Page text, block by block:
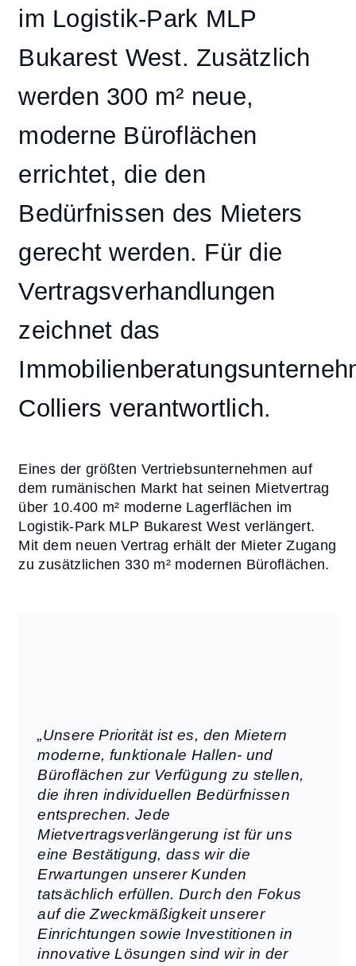
im Logistik-Park MLP
Bukarest West. Zusätzlich
werden 300 m² neue,
moderne Büroflächen
errichtet, die den
Bedürfnissen des Mieters
gerecht werden. Für die
Vertragsverhandlungen
zeichnet das
Colliers verantwortlich.
Eines der größten Vertriebsunternehmen auf
dem rumänischen Markt hat seinen Mietvertrag
über 10.400 m² moderne Lagerflächen im
Logistik-Park MLP Bukarest West verlängert.
Mit dem neuen Vertrag erhält der Mieter Zugang
zu zusätzlichen 330 m² modernen Büroflächen.
„Unsere Priorität ist es, den Mietern
moderne, funktionale Hallen- und
Büroflächen zur Verfügung zu stellen,
die ihren individuellen Bedürfnissen
entsprechen. Jede
Mietvertragsverlängerung ist für uns
eine Bestätigung, dass wir die
Erwartungen unserer Kunden
tatsächlich erfüllen. Durch den Fokus
auf die Zweckmäßigkeit unserer
Einrichtungen sowie Investitionen in
innovative Lösungen sind wir in der